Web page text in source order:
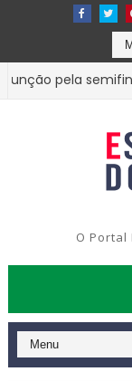
pela semifinal do
O Portal